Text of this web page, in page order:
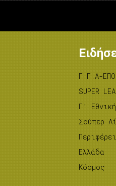
Γ.Γ.Α-ΕΠΟ
SUPER
Γ’ Εθνική
Σούπερ
Ελλάδα
Κόσμος